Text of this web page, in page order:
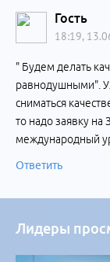
Гость
18:19,
" Будем делать
равнодушными".
сниматься
то надо заявку на
международный
Ответить
Лидеры